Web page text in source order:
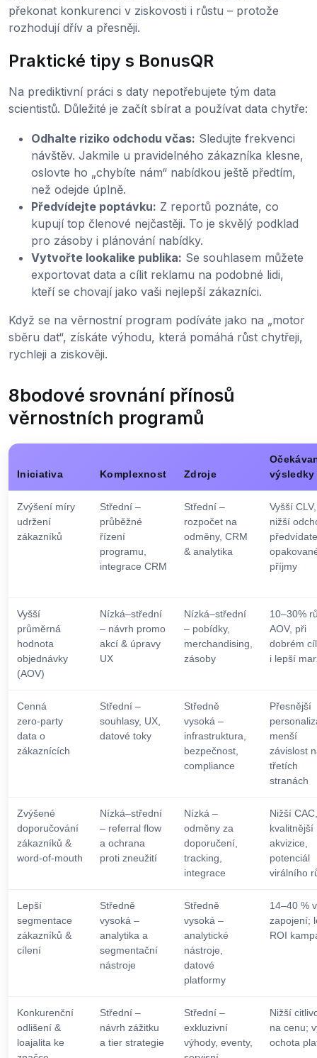
překonat konkurenci v ziskovosti i růstu – protože
rozhodují dřív a přesněji.
Praktické tipy s BonusQR
Na prediktivní práci s daty nepotřebujete tým data
scientistů. Důležité je začít sbírat a používat data chytře:
Odhalte riziko odchodu včas: Sledujte frekvenci
návštěv. Jakmile u pravidelného zákazníka klesne,
oslovte ho „chybíte nám“ nabídkou ještě předtím,
než odejde úplně.
Předvídejte poptávku: Z reportů poznáte, co
kupují top členové nejčastěji. To je skvělý podklad
pro zásoby i plánování nabídky.
Vytvořte lookalike publika: Se souhlasem můžete
exportovat data a cílit reklamu na podobné lidi,
kteří se chovají jako vaši nejlepší zákazníci.
Když se na věrnostní program podíváte jako na „motor
sběru dat“, získáte výhodu, která pomáhá růst chytřeji,
rychleji a ziskověji.
8bodové srovnání přínosů
věrnostních programů
Iniciativa Komplexnost Zdroje
výsledky
Zvýšení míry
udržení
zákazníků
Střední –
průběžné
řízení
programu,
integrace CRM
Střední –
rozpočet na
odměny, CRM
& analytika
Vyšší CLV,
nižší
příjmy
Vyšší
průměrná
hodnota
objednávky
(AOV)
Nízká–střední
– návrh promo
akcí & úpravy
UX
Nízká–střední
– pobídky,
merchandising,
zásoby
10–30%
AOV, při
dobrém
i lepší
Cenná
zero‑party
data o
zákaznících
Střední –
souhlasy, UX,
datové toky
Středně
vysoká –
infrastruktura,
bezpečnost,
compliance
Přesnější
menší
závislost
třetích
stranách
Zvýšené
doporučování
zákazníků &
word‑of‑mouth
Nízká–střední
– referral flow
a ochrana
proti zneužití
Nízká –
odměny za
doporučení,
tracking,
integrace
Nižší CAC,
kvalitnější
akvizice,
potenciál
virálního
Lepší
segmentace
zákazníků &
cílení
Středně
vysoká –
analytika a
segmentační
nástroje
Středně
vysoká –
analytické
nástroje,
datové
platformy
14–40 %
zapojení;
ROI
Konkurenční
odlišení &
loajalita ke
Střední –
návrh zážitku
a tier strategie
Střední –
exkluzivní
výhody, eventy,
Nižší
na cenu;
ochota